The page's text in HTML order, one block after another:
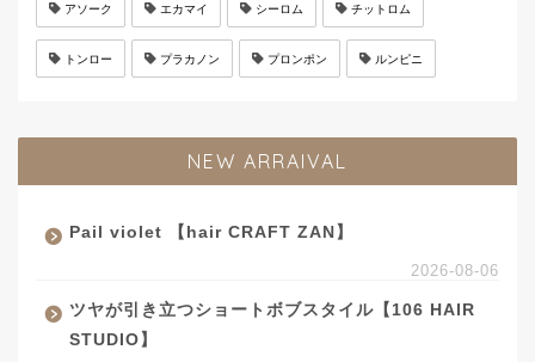
アソーク エカマイ シーロム チットロム
トンロー プラカノン プロンポン ルンピニ
NEW ARRAIVAL
Pail violet 【hair CRAFT ZAN】
2026-08-06
ツヤが引き立つショートボブスタイル【106 HAIR
STUDIO】